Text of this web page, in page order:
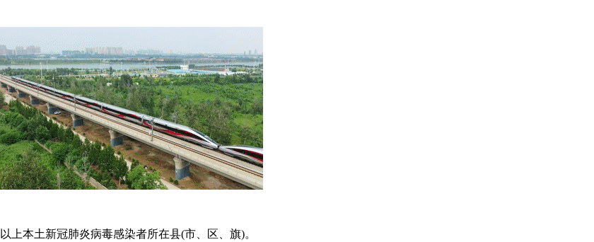
上本土新冠肺炎病毒感染者所在县(市、区、旗)。